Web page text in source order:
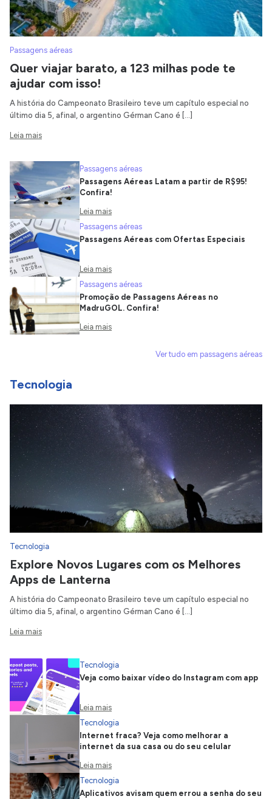
Passagens aéreas
Quer viajar barato, a 123 milhas pode te
ajudar com isso!
A história do Campeonato Brasileiro teve um capítulo especial no
último dia 5, afinal, o argentino Gérman Cano é […]
Leia mais
Passagens aéreas
Passagens Aéreas Latam a partir de R$95!
Confira!
Leia mais
Passagens aéreas
Passagens Aéreas com Ofertas Especiais
Leia mais
Passagens aéreas
Promoção de Passagens Aéreas no
MadruGOL. Confira!
Leia mais
Ver tudo em passagens aéreas
Tecnologia
Tecnologia
Explore Novos Lugares com os Melhores
Apps de Lanterna
A história do Campeonato Brasileiro teve um capítulo especial no
último dia 5, afinal, o argentino Gérman Cano é […]
Leia mais
Tecnologia
Veja como baixar vídeo do Instagram com app
Leia mais
Tecnologia
Internet fraca? Veja como melhorar a
internet da sua casa ou do seu celular
Leia mais
Tecnologia
Aplicativos avisam quem errou a senha do seu